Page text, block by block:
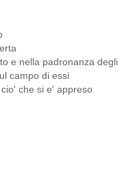
e nella padronanza degli
campo di essi
che si e' appreso